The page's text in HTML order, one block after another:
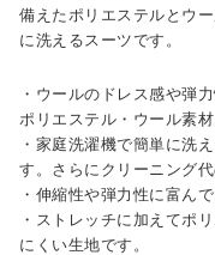
備えたポリエステルとウ
に洗えるスーツです。
・ウールのドレス感や弾
ポリエステル・ウール素材
・家庭洗濯機で簡単に洗
す。さらにクリーニング
・伸縮性や弾力性に富ん
・ストレッチに加えてポ
にくい生地です。